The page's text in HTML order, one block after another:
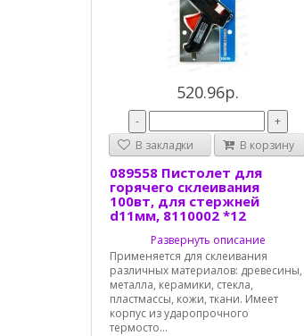
520.96р.
-
+
В закладки
В корзину
089558 Пистолет для
горячего склеивания
100вт, для стержней
d11мм, 8110002 *12
Развернуть описание
Применяется для склеивания
различных материалов: древесины,
металла, керамики, стекла,
пластмассы, кожи, ткани. Имеет
корпус из ударопрочного
термосто...